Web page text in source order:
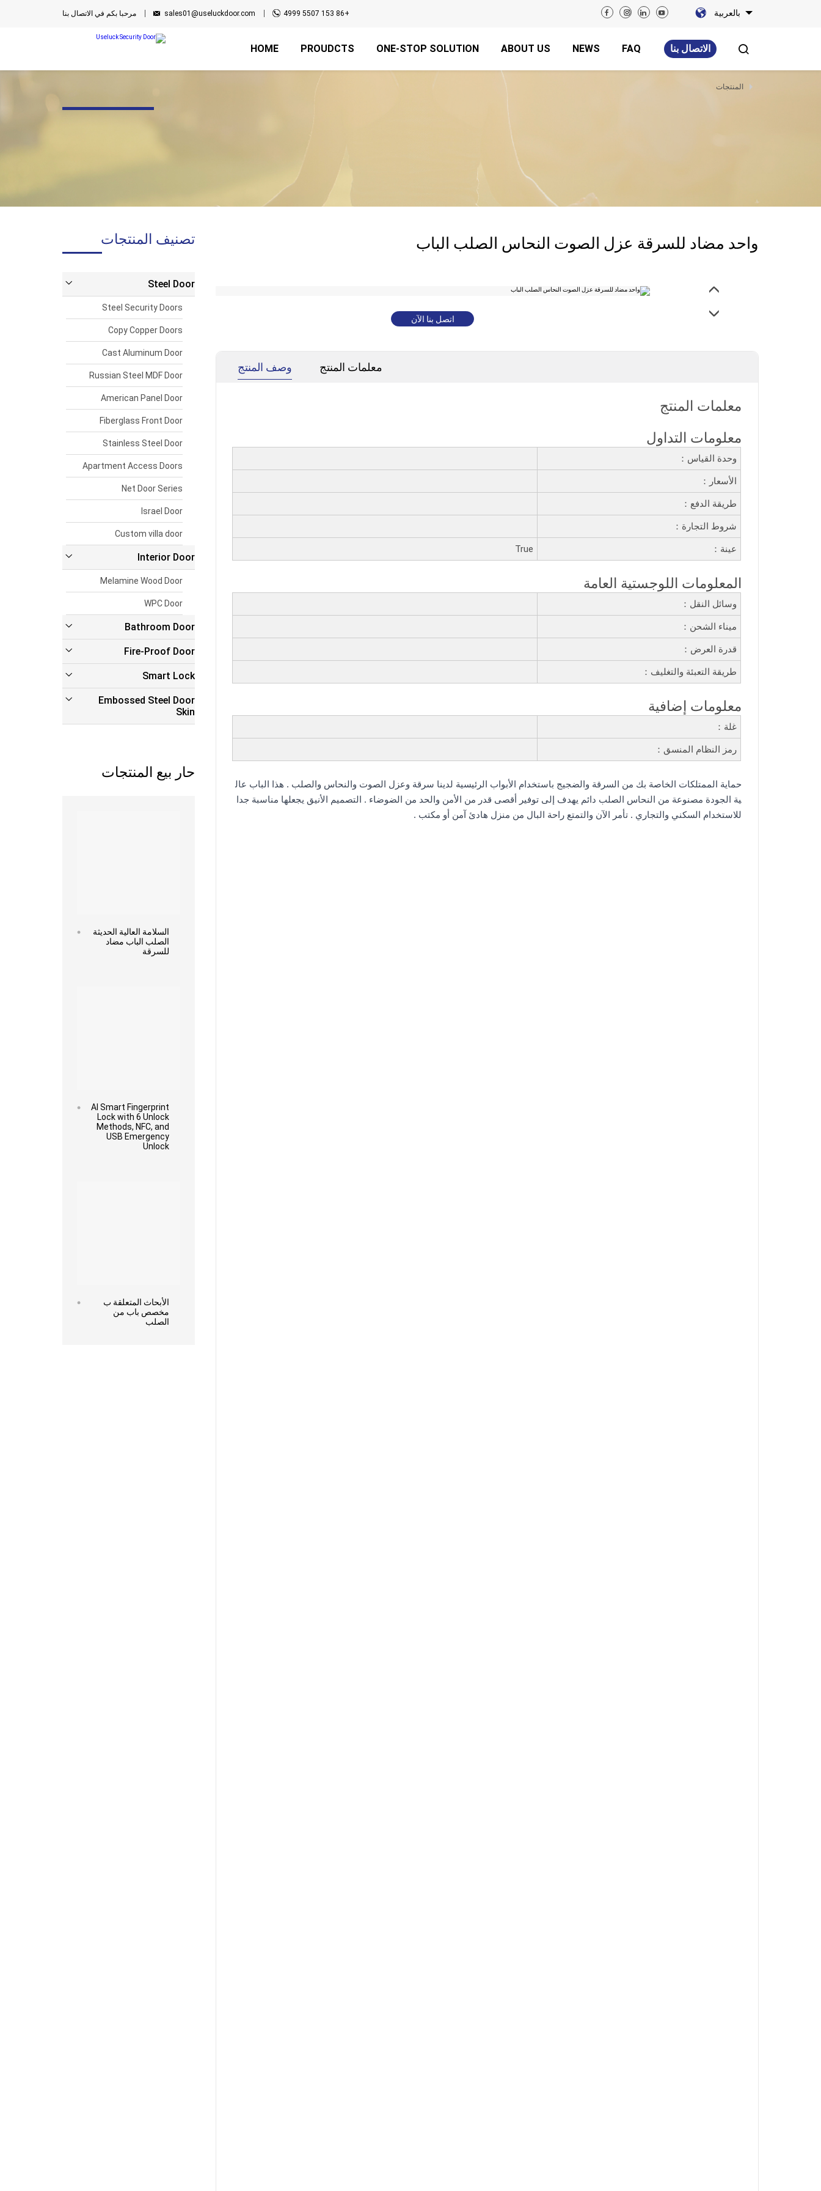
مرحبا بكم في الاتصال بنا sales01@useluckdoor.com +86 153 5507 4999 بالعربية
الاتصال بنا HOME PROUDCTS ONE-STOP SOLUTION ABOUT US NEWS FAQ
المنتجات
تصنيف المنتجات
Steel Door
Steel Security Doors
Copy Copper Doors
Cast Aluminum Door
Russian Steel MDF Door
American Panel Door
Fiberglass Front Door
Stainless Steel Door
Apartment Access Doors
Net Door Series
Israel Door
Custom villa door
Interior Door
Melamine Wood Door
WPC Door
Bathroom Door
Fire-Proof Door
Smart Lock
Embossed Steel Door
Skin
حار بيع المنتجات
السلامة العالية الحديثة
الصلب الباب مضاد
للسرقة
AI Smart Fingerprint
Lock with 6 Unlock
Methods, NFC, and
USB Emergency
Unlock
الأبحاث المتعلقة ب
مخصص باب من
الصلب
واحد مضاد للسرقة عزل الصوت النحاس الصلب الباب
اتصل بنا الآن
وصف المنتج معلمات المنتج
معلمات المنتج
معلومات التداول
وحدة القياس：
الأسعار：
طريقة الدفع：
شروط التجارة：
عينة： True
المعلومات اللوجستية العامة
وسائل النقل：
ميناء الشحن：
قدرة العرض：
طريقة التعبئة والتغليف：
معلومات إضافية
غلة：
رمز النظام المنسق：
حماية الممتلكات الخاصة بك من السرقة والضجيج باستخدام الأبواب الرئيسية لدينا سرقة وعزل الصوت والنحاس والصلب . هذا الباب عال
ية الجودة مصنوعة من النحاس الصلب دائم يهدف إلى توفير أقصى قدر من الأمن والحد من الضوضاء . التصميم الأنيق يجعلها مناسبة جدا
للاستخدام السكني والتجاري . تأمر الآن والتمتع راحة البال من منزل هادئ آمن أو مكتب .